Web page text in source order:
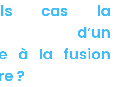
cas la
d’un
à la fusion
?